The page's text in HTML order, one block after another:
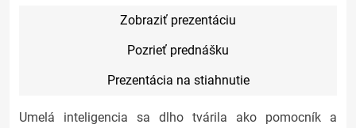
Zobraziť prezentáciu
Pozrieť prednášku
Prezentácia na stiahnutie
Umelá inteligencia sa dlho tvárila ako pomocník a